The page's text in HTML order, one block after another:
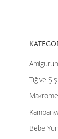
Tığ ve
Makrome
Bebe